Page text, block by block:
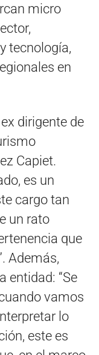
micro
tecnología,
en
dirigente de
Capiet.
es un
cargo tan
un rato
que
Además,
entidad: “Se
vamos
lo
este es